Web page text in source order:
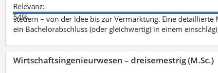
Relevanz:
54%
steuern – von der Idee bis zur Vermarktung. Eine
ein Bachelorabschluss (oder gleichwertig) in einem
Wirtschaftsingenieurwesen – dreisemestrig (M.Sc.)